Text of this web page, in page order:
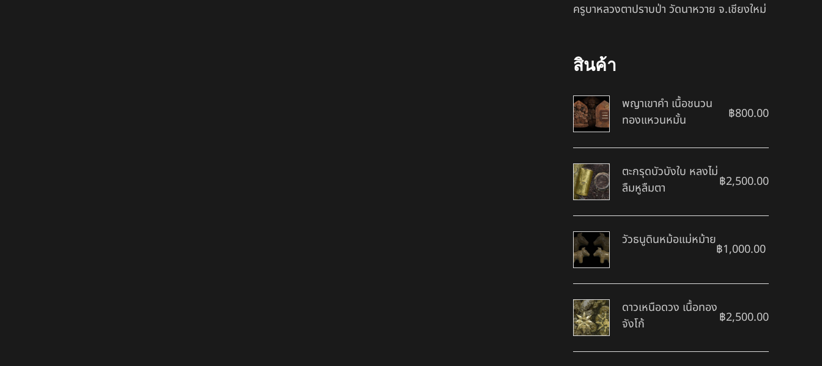
ครูบาหลวงตาปราบป่า วัดนาหวาย จ.เชียงใหม่
สินค้า
พญาเขาคำ เนื้อชนวน
ทองแหวนหมั้น
฿800.00
ตะกรุดบัวบังใบ หลงไม่
ลืมหูลืมตา
฿2,500.00
วัวธนูดินหม้อแม่หม้าย
฿1,000.00
ดาวเหนือดวง เนื้อทอง
จังโก้
฿2,500.00